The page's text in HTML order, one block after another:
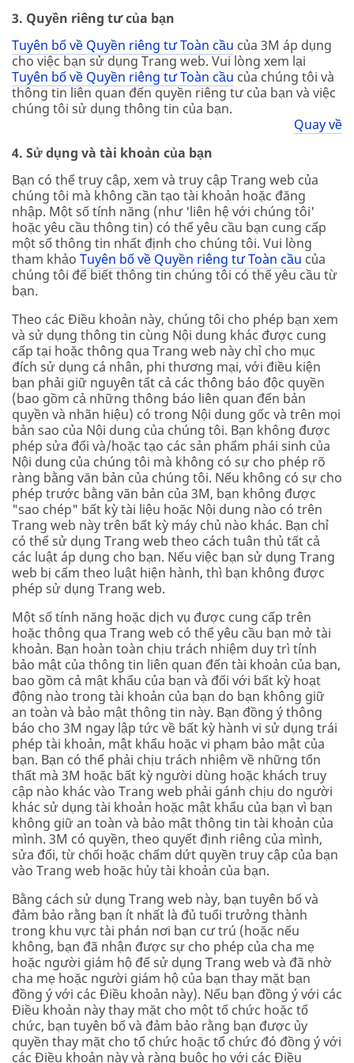
3. Quyền riêng tư của bạn
Tuyên bố về Quyền riêng tư Toàn cầu của 3M áp dụng
cho việc bạn sử dụng Trang web. Vui lòng xem lại
Tuyên bố về Quyền riêng tư Toàn cầu của chúng tôi và
thông tin liên quan đến quyền riêng tư của bạn và việc
chúng tôi sử dụng thông tin của bạn.
Quay về
4. Sử dụng và tài khoản của bạn
Bạn có thể truy cập, xem và truy cập Trang web của
chúng tôi mà không cần tạo tài khoản hoặc đăng
nhập. Một số tính năng (như 'liên hệ với chúng tôi'
hoặc yêu cầu thông tin) có thể yêu cầu bạn cung cấp
một số thông tin nhất định cho chúng tôi. Vui lòng
tham khảo Tuyên bố về Quyền riêng tư Toàn cầu của
chúng tôi để biết thông tin chúng tôi có thể yêu cầu từ
bạn.
Theo các Điều khoản này, chúng tôi cho phép bạn xem
và sử dụng thông tin cùng Nội dung khác được cung
cấp tại hoặc thông qua Trang web này chỉ cho mục
đích sử dụng cá nhân, phi thương mại, với điều kiện
bạn phải giữ nguyên tất cả các thông báo độc quyền
(bao gồm cả những thông báo liên quan đến bản
quyền và nhãn hiệu) có trong Nội dung gốc và trên mọi
bản sao của Nội dung của chúng tôi. Bạn không được
phép sửa đổi và/hoặc tạo các sản phẩm phái sinh của
Nội dung của chúng tôi mà không có sự cho phép rõ
ràng bằng văn bản của chúng tôi. Nếu không có sự cho
phép trước bằng văn bản của 3M, bạn không được
"sao chép" bất kỳ tài liệu hoặc Nội dung nào có trên
Trang web này trên bất kỳ máy chủ nào khác. Bạn chỉ
có thể sử dụng Trang web theo cách tuân thủ tất cả
các luật áp dụng cho bạn. Nếu việc bạn sử dụng Trang
web bị cấm theo luật hiện hành, thì bạn không được
phép sử dụng Trang web.
Một số tính năng hoặc dịch vụ được cung cấp trên
hoặc thông qua Trang web có thể yêu cầu bạn mở tài
khoản. Bạn hoàn toàn chịu trách nhiệm duy trì tính
bảo mật của thông tin liên quan đến tài khoản của bạn,
bao gồm cả mật khẩu của bạn và đối với bất kỳ hoạt
động nào trong tài khoản của bạn do bạn không giữ
an toàn và bảo mật thông tin này. Bạn đồng ý thông
báo cho 3M ngay lập tức về bất kỳ hành vi sử dụng trái
phép tài khoản, mật khẩu hoặc vi phạm bảo mật của
bạn. Bạn có thể phải chịu trách nhiệm về những tổn
thất mà 3M hoặc bất kỳ người dùng hoặc khách truy
cập nào khác vào Trang web phải gánh chịu do người
khác sử dụng tài khoản hoặc mật khẩu của bạn vì bạn
không giữ an toàn và bảo mật thông tin tài khoản của
mình. 3M có quyền, theo quyết định riêng của mình,
sửa đổi, từ chối hoặc chấm dứt quyền truy cập của bạn
vào Trang web hoặc hủy tài khoản của bạn.
Bằng cách sử dụng Trang web này, bạn tuyên bố và
đảm bảo rằng bạn ít nhất là đủ tuổi trưởng thành
trong khu vực tài phán nơi bạn cư trú (hoặc nếu
không, bạn đã nhận được sự cho phép của cha mẹ
hoặc người giám hộ để sử dụng Trang web và đã nhờ
cha mẹ hoặc người giám hộ của bạn thay mặt bạn
đồng ý với các Điều khoản này). Nếu bạn đồng ý với các
Điều khoản này thay mặt cho một tổ chức hoặc tổ
chức, bạn tuyên bố và đảm bảo rằng bạn được ủy
quyền thay mặt cho tổ chức hoặc tổ chức đó đồng ý với
các Điều khoản này và ràng buộc họ với các Điều